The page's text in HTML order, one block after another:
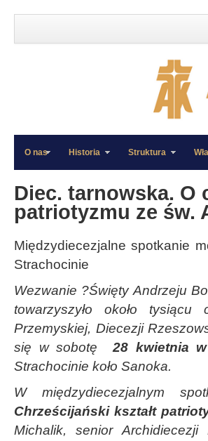
»
»
O nas Historia Struktura
Diec. tarnowska. O
patriotyzmu ze św.
Międzydiecezjalne spotkanie
Strachocinie
Wezwanie ?Święty Andrzeju
towarzyszyło około tysiącu
Przemyskiej, Diecezji
się w sobotę 28 kwietnia
Strachocinie koło Sanoka.
W międzydiecezjalnym
Chrześcijański kształt
Michalik, senior